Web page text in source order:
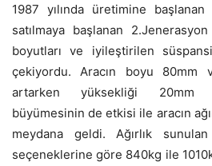
1987 yılında üretimine
satılmaya başlanan
boyutları ve iyileştirilen
çekiyordu. Aracın boyu
artarken yüksekliği 20mm
büyümesinin de etkisi ile aracın
meydana geldi. Ağırlık
seçeneklerine göre 840kg ile